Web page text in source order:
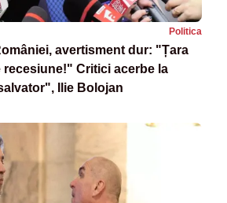
Politica
avertisment dur: "Țara
recesiune!" Critici acerbe la
Ilie Bolojan